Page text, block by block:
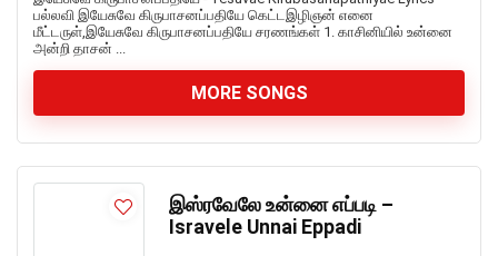
பல்லவி இயேசுவே கிருபாசனப்பதியே கெட்டஇழிஞன் எனை
மீட்டருள்,இயேசுவே கிருபாசனப்பதியே சரணங்கள் 1. காசினியில் உன்னை
அன்றி தாசன் ...
MORE SONGS
இஸ்ரவேலே உன்னை எப்படி –
Isravele Unnai Eppadi